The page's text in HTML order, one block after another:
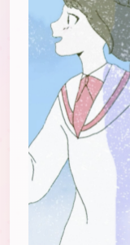
Goods